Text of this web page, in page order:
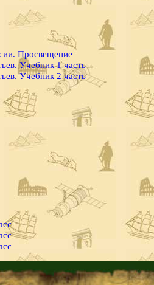
Просвещение
Учебник 1 часть
Учебник 2 часть